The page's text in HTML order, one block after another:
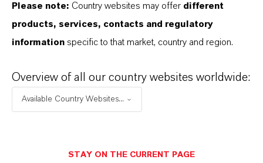
Sie unterhttps://lanxess.com/de-DE/Presse/Storys.
FOLLOW US
Facebook
LinkedIn
Please note: Country websites may offer different
products, services, contacts and regulatory
information specific to that market, country and region.
Overview of all our country websites worldwide:
Available Country Websites...
STAY ON THE CURRENT PAGE